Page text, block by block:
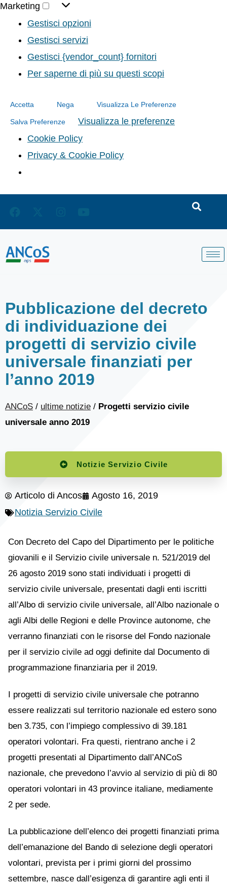
Marketing
Gestisci opzioni
Gestisci servizi
Gestisci {vendor_count} fornitori
Per saperne di più su questi scopi
Accetta Nega Visualizza Le Preferenze
Salva Preferenze
Visualizza le preferenze
Cookie Policy
Privacy & Cookie Policy
Pubblicazione del decreto
di individuazione dei
progetti di servizio civile
universale finanziati per
l’anno 2019
ANCoS / ultime notizie / Progetti servizio civile
universale anno 2019
Notizie Servizio Civile
Articolo di Ancos
Agosto 16, 2019
Notizia Servizio Civile
Con Decreto del Capo del Dipartimento per le politiche
giovanili e il Servizio civile universale n. 521/2019 del
26 agosto 2019 sono stati individuati i progetti di
servizio civile universale, presentati dagli enti iscritti
all’Albo di servizio civile universale, all’Albo nazionale o
agli Albi delle Regioni e delle Province autonome, che
verranno finanziati con le risorse del Fondo nazionale
per il servizio civile ad oggi definite dal Documento di
programmazione finanziaria per il 2019.
I progetti di servizio civile universale che potranno
essere realizzati sul territorio nazionale ed estero sono
ben 3.735, con l’impiego complessivo di 39.181
operatori volontari. Fra questi, rientrano anche i 2
progetti presentati al Dipartimento dall’ANCoS
nazionale, che prevedono l’avvio al servizio di più di 80
operatori volontari in 43 province italiane, mediamente
2 per sede.
La pubblicazione dell’elenco dei progetti finanziati prima
dell’emanazione del Bando di selezione degli operatori
volontari, prevista per i primi giorni del prossimo
settembre, nasce dall’esigenza di garantire agli enti il